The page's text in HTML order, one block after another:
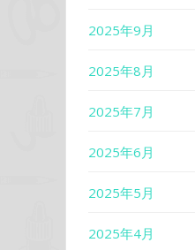
2025年9月
2025年8月
2025年7月
2025年6月
2025年5月
2025年4月